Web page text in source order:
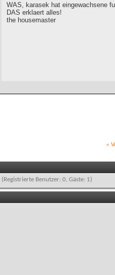
WAS, karasek hat eingewachsene
DAS erklaert alles!
the housemaster
«
(Registrierte Benutzer: 0, Gäste: 1)